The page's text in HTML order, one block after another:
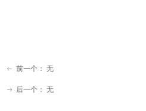
ꂃ 前一个： 无
ꁹ 后一个： 无